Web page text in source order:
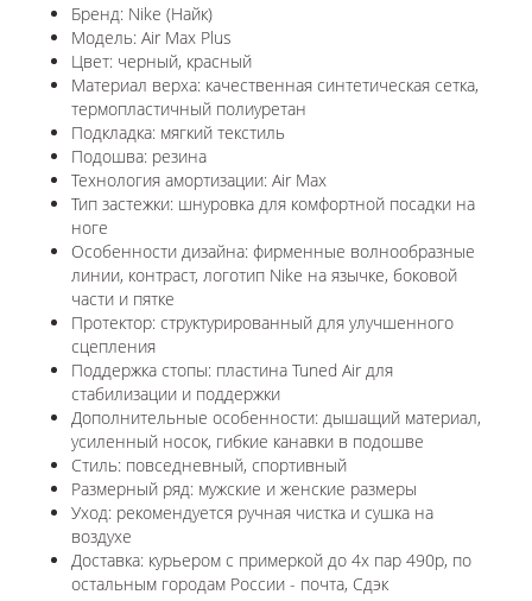
Бренд: Nike (Найк)
Модель: Air Max Plus
Цвет: черный, красный
Материал верха: качественная синтетическая сетка,
термопластичный полиуретан
Подкладка: мягкий текстиль
Подошва: резина
Технология амортизации: Air Max
Тип застежки: шнуровка для комфортной посадки на
ноге
Особенности дизайна: фирменные волнообразные
линии, контраст, логотип Nike на язычке, боковой
части и пятке
Протектор: структурированный для улучшенного
сцепления
Поддержка стопы: пластина Tuned Air для
стабилизации и поддержки
Дополнительные особенности: дышащий материал,
усиленный носок, гибкие канавки в подошве
Стиль: повседневный, спортивный
Размерный ряд: мужские и женские размеры
Уход: рекомендуется ручная чистка и сушка на
воздухе
Доставка: курьером с примеркой до 4х пар 490р, по
остальным городам России - почта, Сдэк